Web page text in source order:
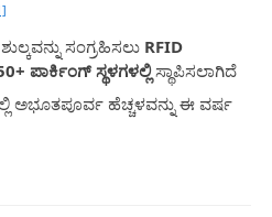
ಸಂಗ್ರಹಿಸಲು RFID
ಪಾರ್ಕಿಂಗ್ ಸ್ಥಳಗಳಲ್ಲಿಸ್ಥಾಪಿಸಲಾಗಿದೆ
ಅಭೂತಪೂರ್ವ ಹೆಚ್ಚಳವನ್ನು ಈ ವರ್ಷ